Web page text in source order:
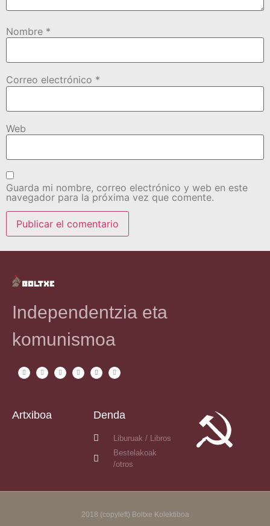
Nombre *
Correo electrónico *
Web
Guarda mi nombre, correo electrónico y web en este
navegador para la próxima vez que comente.
Independentzia eta
komunismoa
Artxiboa Denda
Liburuak / Libros
Bestelakoak
/otros
2018 (copyleft) Boltxe Kolektiboa